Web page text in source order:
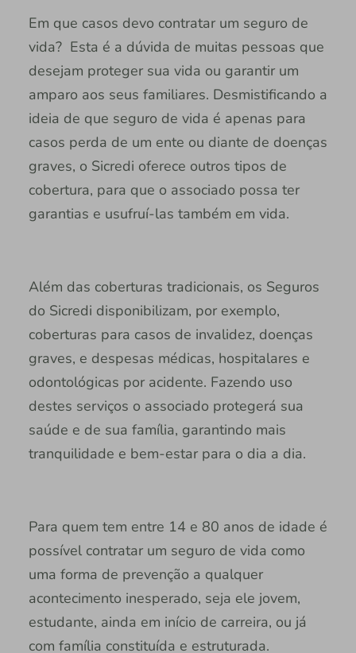
Em que casos devo contratar um seguro de
vida? Esta é a dúvida de muitas pessoas que
desejam proteger sua vida ou garantir um
amparo aos seus familiares. Desmistificando a
ideia de que seguro de vida é apenas para
casos perda de um ente ou diante de doenças
graves, o Sicredi oferece outros tipos de
cobertura, para que o associado possa ter
garantias e usufruí-las também em vida.
Além das coberturas tradicionais, os Seguros
do Sicredi disponibilizam, por exemplo,
coberturas para casos de invalidez, doenças
graves, e despesas médicas, hospitalares e
odontológicas por acidente. Fazendo uso
destes serviços o associado protegerá sua
saúde e de sua família, garantindo mais
tranquilidade e bem-estar para o dia a dia.
Para quem tem entre 14 e 80 anos de idade é
possível contratar um seguro de vida como
uma forma de prevenção a qualquer
acontecimento inesperado, seja ele jovem,
estudante, ainda em início de carreira, ou já
com família constituída e estruturada.